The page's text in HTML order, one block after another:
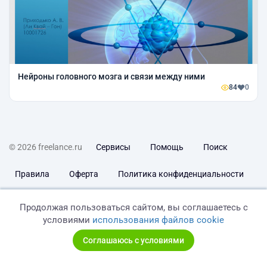
Нейроны головного мозга и связи между ними
84 0
© 2026 freelance.ru Сервисы Помощь Поиск
Правила Оферта Политика конфиденциальности
Продолжая пользоваться сайтом, вы соглашаетесь с
условиями использования файлов cookie
Соглашаюсь с условиями